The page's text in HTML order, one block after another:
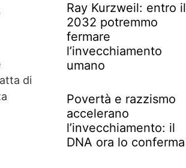
di
Ray Kurzweil: entro il
2032 potremmo
fermare
l’invecchiamento
umano
Povertà e razzismo
accelerano
l’invecchiamento: il
DNA ora lo conferma